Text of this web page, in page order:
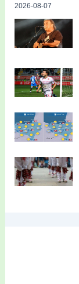
2026-08-07